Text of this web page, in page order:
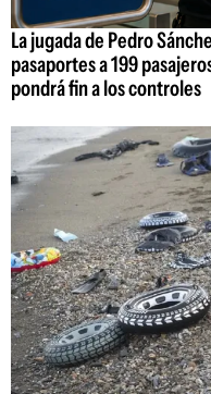
La jugada de Pedro
pasaportes a 199
pondrá fin a los controles